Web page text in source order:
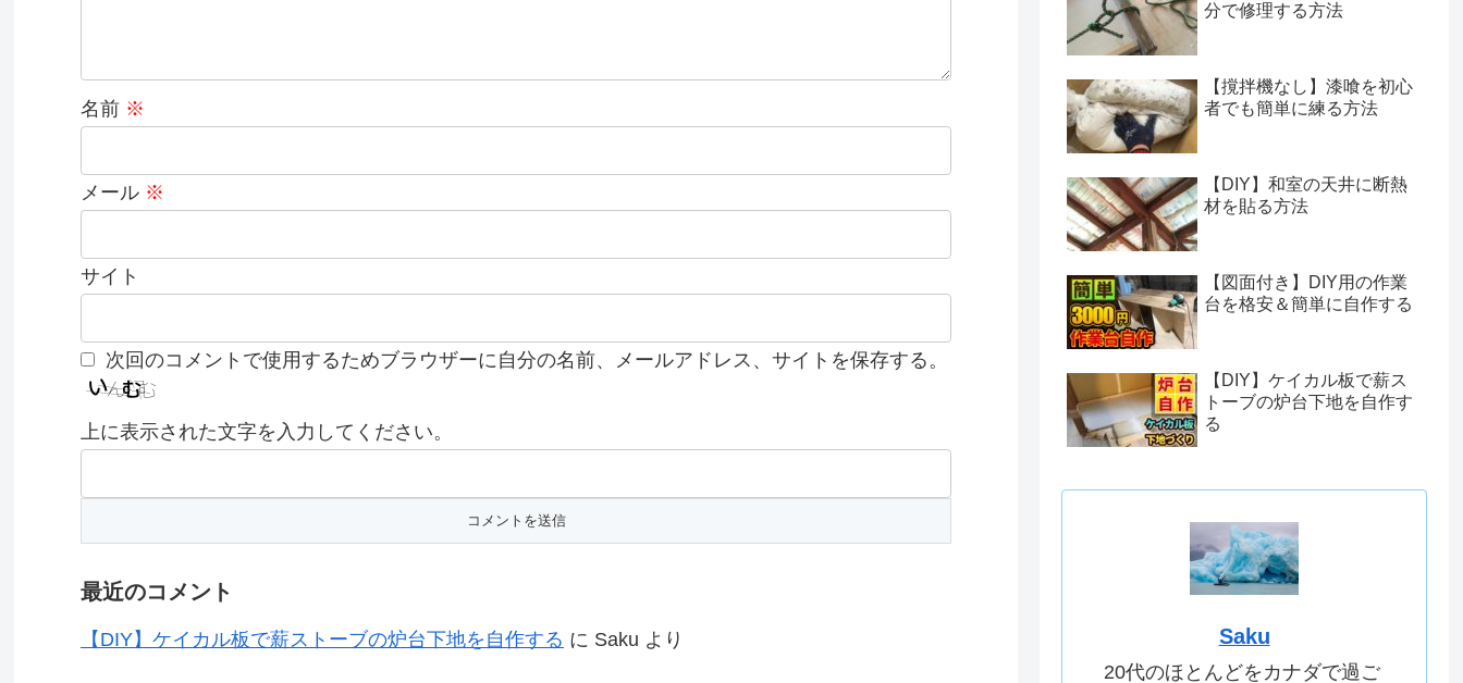
名前 ※
メール ※
サイト
次回のコメントで使用するためブラウザーに自分の名前、メールアドレス、サイトを保存する。
上に表示された文字を入力してください。
最近のコメント
【DIY】ケイカル板で薪ストーブの炉台下地を自作する に Saku より
分で修理する方法
【撹拌機なし】漆喰を初心
者でも簡単に練る方法
【DIY】和室の天井に断熱
材を貼る方法
【図面付き】DIY用の作業
台を格安＆簡単に自作する
【DIY】ケイカル板で薪ス
トーブの炉台下地を自作す
る
Saku
20代のほとんどをカナダで過ご